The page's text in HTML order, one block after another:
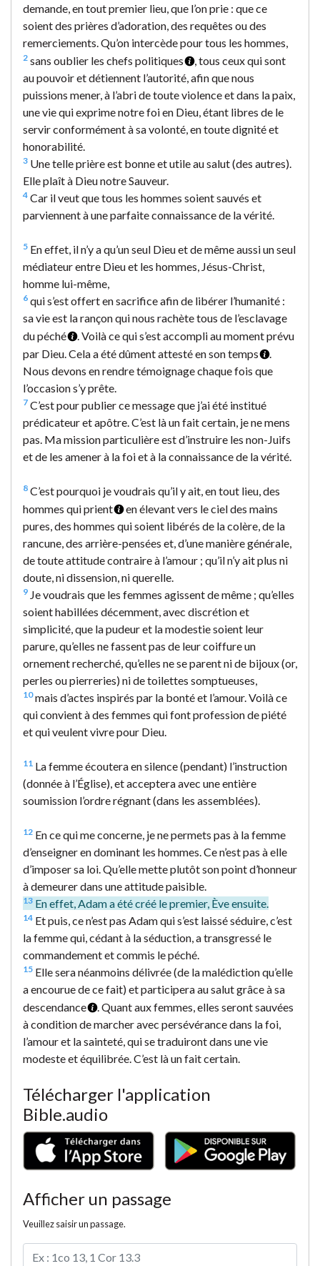
demande, en tout premier lieu, que l’on prie : que ce
soient des prières d’adoration, des requêtes ou des
remerciements. Qu’on intercède pour tous les hommes,
2 sans oublier les chefs politiques
, tous ceux qui sont
au pouvoir et détiennent l’autorité, afin que nous
puissions mener, à l’abri de toute violence et dans la paix,
une vie qui exprime notre foi en Dieu, étant libres de le
servir conformément à sa volonté, en toute dignité et
honorabilité.
3 Une telle prière est bonne et utile au salut (des autres).
Elle plaît à Dieu notre Sauveur.
4 Car il veut que tous les hommes soient sauvés et
parviennent à une parfaite connaissance de la vérité.
5 En effet, il n’y a qu’un seul Dieu et de même aussi un seul
médiateur entre Dieu et les hommes, Jésus-Christ,
homme lui-même,
6 qui s’est offert en sacrifice afin de libérer l’humanité :
sa vie est la rançon qui nous rachète tous de l’esclavage
du péché
. Voilà ce qui s’est accompli au moment prévu
par Dieu. Cela a été dûment attesté en son temps
.
Nous devons en rendre témoignage chaque fois que
l’occasion s’y prête.
7 C’est pour publier ce message que j’ai été institué
prédicateur et apôtre. C’est là un fait certain, je ne mens
pas. Ma mission particulière est d’instruire les non-Juifs
et de les amener à la foi et à la connaissance de la vérité.
8 C’est pourquoi je voudrais qu’il y ait, en tout lieu, des
hommes qui prient
en élevant vers le ciel des mains
pures, des hommes qui soient libérés de la colère, de la
rancune, des arrière-pensées et, d’une manière générale,
de toute attitude contraire à l’amour ; qu’il n’y ait plus ni
doute, ni dissension, ni querelle.
9 Je voudrais que les femmes agissent de même ; qu’elles
soient habillées décemment, avec discrétion et
simplicité, que la pudeur et la modestie soient leur
parure, qu’elles ne fassent pas de leur coiffure un
ornement recherché, qu’elles ne se parent ni de bijoux (or,
perles ou pierreries) ni de toilettes somptueuses,
10mais d’actes inspirés par la bonté et l’amour. Voilà ce
qui convient à des femmes qui font profession de piété
et qui veulent vivre pour Dieu.
11 La femme écoutera en silence (pendant) l’instruction
(donnée à l’Église), et acceptera avec une entière
soumission l’ordre régnant (dans les assemblées).
12 En ce qui me concerne, je ne permets pas à la femme
d’enseigner en dominant les hommes. Ce n’est pas à elle
d’imposer sa loi. Qu’elle mette plutôt son point d’honneur
à demeurer dans une attitude paisible.
13 En effet, Adam a été créé le premier, Ève ensuite.
14 Et puis, ce n’est pas Adam qui s’est laissé séduire, c’est
la femme qui, cédant à la séduction, a transgressé le
commandement et commis le péché.
15 Elle sera néanmoins délivrée (de la malédiction qu’elle
a encourue de ce fait) et participera au salut grâce à sa
descendance
. Quant aux femmes, elles seront sauvées
à condition de marcher avec persévérance dans la foi,
l’amour et la sainteté, qui se traduiront dans une vie
modeste et équilibrée. C’est là un fait certain.
Télécharger l'application
Bible.audio
Afficher un passage
Veuillez saisir un passage.